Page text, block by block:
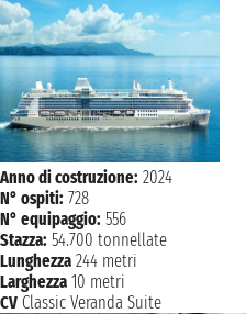
Anno di costruzione: 2024
N° ospiti: 728
N° equipaggio: 556
Stazza: 54.700 tonnellate
Lunghezza 244 metri
Larghezza 10 metri
CV Classic Veranda Suite